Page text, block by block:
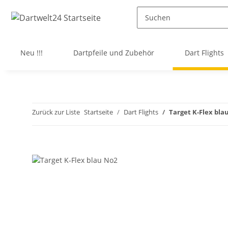
Neu !!! Dartpfeile und Zubehör Dart Flights
Zurück zur Liste Startseite Dart Flights Target K-Flex